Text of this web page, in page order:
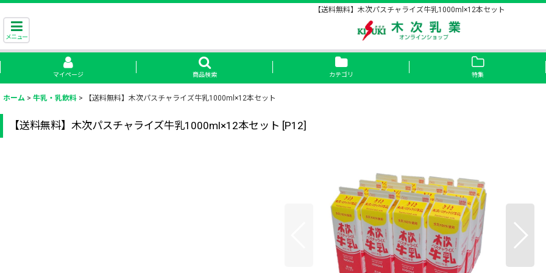
【送料無料】木次パスチャライズ牛乳1000ml×12本セット
メニュー
マイページ 商品検索 カテゴリ 特集
ホーム > 牛乳・乳飲料 > 【送料無料】木次パスチャライズ牛乳1000ml×12本セット
【送料無料】木次パスチャライズ牛乳1000ml×12本セット [P12]